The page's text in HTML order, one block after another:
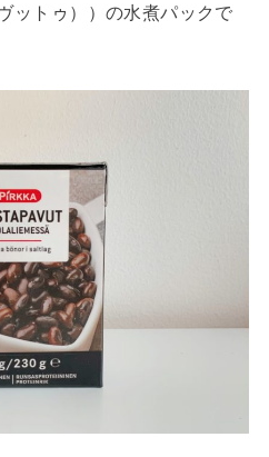
ットゥ））の水煮パックで